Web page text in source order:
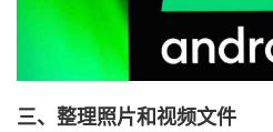
三、整理照片和视频文件